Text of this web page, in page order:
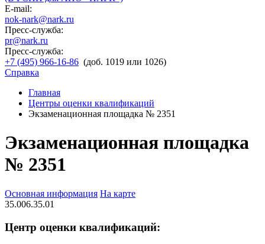
E-mail:
nok-nark@nark.ru
Пресс-служба:
pr@nark.ru
Пресс-служба:
+7 (495) 966-16-86 (доб. 1019 или 1026)
Справка
Главная
Центры оценки квалификаций
Экзаменационная площадка № 2351
Экзаменационная площадка
№ 2351
Основная информация На карте
35.006.35.01
Центр оценки квалификаций: